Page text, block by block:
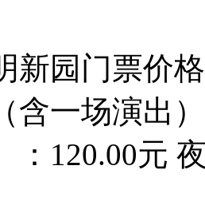
新园门票价
含一场演出
：120.00元